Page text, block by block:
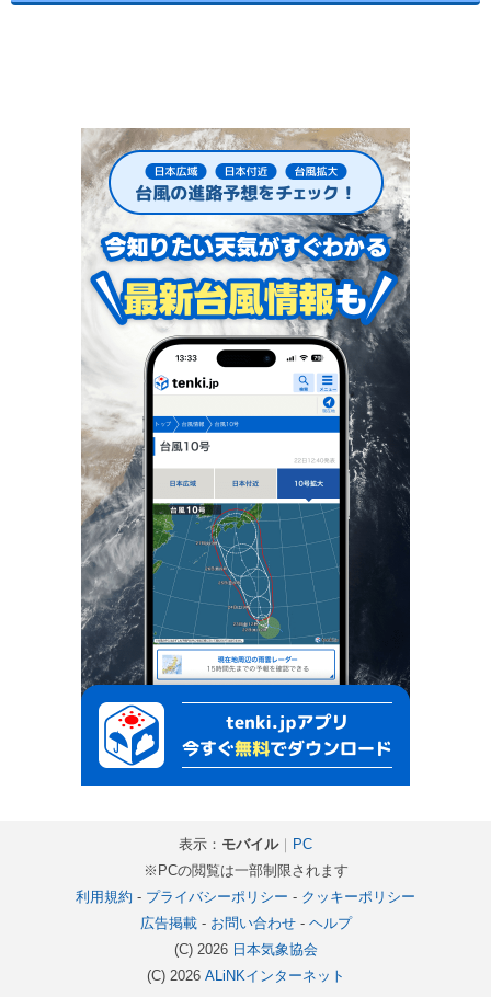
表示： モバイル｜ PC
※PCの閲覧は一部制限されます
利用規約 - プライバシーポリシー - クッキーポリシー
広告掲載- お問い合わせ- ヘルプ
(C) 2026 日本気象協会
(C) 2026 ALiNKインターネット